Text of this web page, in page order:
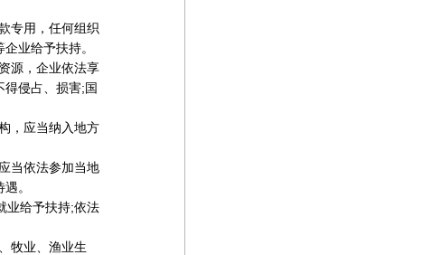
专用，任何组织
业给予扶持。
源，企业依法享
侵占、损害;国
，应当纳入地方
当依法参加当地
。
业给予扶持;依法
牧业、渔业生